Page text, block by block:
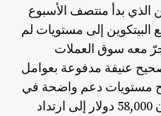
الذي بدأ منتصف الأسبوع
إلى مستويات لم
منذ أكتوبر 2024، وجرّ معه سوق العملات
عنيفة مدفوعة بعوامل
مستويات دعم واضحة في
الأفق. من انهيار مفاجئ دون 58,000 دولار إلى ارتداد